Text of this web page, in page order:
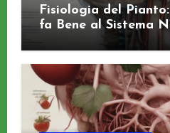
Fisiologia del
fa Bene al Sistema